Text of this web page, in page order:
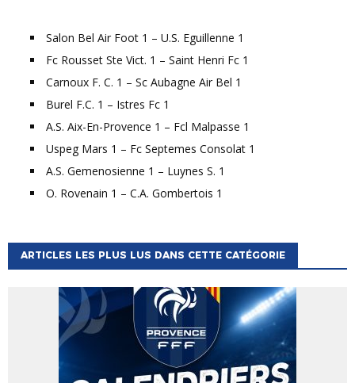
Salon Bel Air Foot 1 – U.S. Eguillenne 1
Fc Rousset Ste Vict. 1 – Saint Henri Fc 1
Carnoux F. C. 1 – Sc Aubagne Air Bel 1
Burel F.C. 1 – Istres Fc 1
A.S. Aix-En-Provence 1 – Fcl Malpasse 1
Uspeg Mars 1 – Fc Septemes Consolat 1
A.S. Gemenosienne 1 – Luynes S. 1
O. Rovenain 1 – C.A. Gombertois 1
ARTICLES LES PLUS LUS DANS CETTE CATÉGORIE